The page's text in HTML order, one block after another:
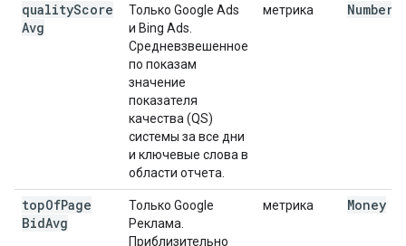
qualityScore
Avg
Только Google Ads
и Bing Ads.
Средневзвешенное
по показам
значение
показателя
качества (QS)
системы за все дни
и ключевые слова в
области отчета.
метрика Number
topOfPage
BidAvg
Только Google
Реклама.
Приблизительно
метрика Money